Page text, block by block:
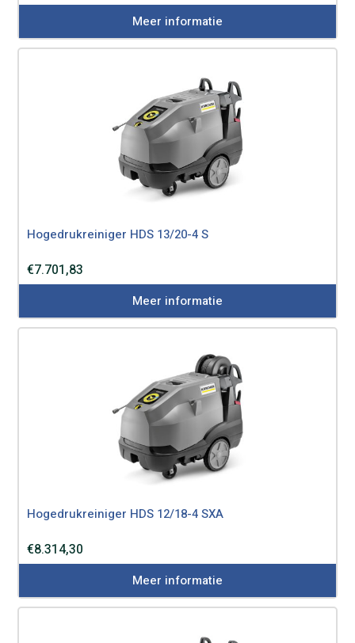
Meer informatie
Hogedrukreiniger HDS 13/20-4 S
€7.701,83
Meer informatie
Hogedrukreiniger HDS 12/18-4 SXA
€8.314,30
Meer informatie